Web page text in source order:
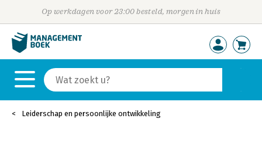
Op werkdagen voor 23:00 besteld, morgen in huis
Leiderschap en persoonlijke ontwikkeling